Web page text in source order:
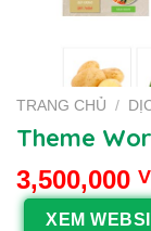
TRANG CHỦ /
Theme
3,500,000
XEM